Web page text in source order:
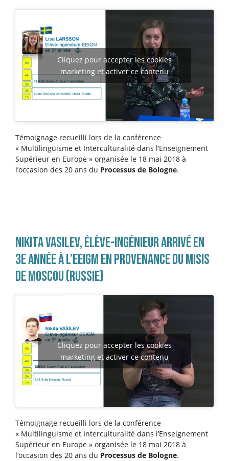
Cliquez pour accepter les cookies
marketing et activer ce contenu
Témoignage recueilli lors de la conférence
« Multilinguisme et Interculturalité dans l’Enseignement
Supérieur en Europe » organisée le 18 mai 2018 à
l’occasion des 20 ans du Processus de Bologne.
NIKITA VASILEV, ÉLÈVE-INGÉNIEUR ARRIVÉ EN
3E ANNÉE À L’EEIGM EN PROVENANCE DU MISIS
DE MOSCOU (RUSSIE)
Cliquez pour accepter les cookies
marketing et activer ce contenu
Témoignage recueilli lors de la conférence
« Multilinguisme et Interculturalité dans l’Enseignement
Supérieur en Europe » organisée le 18 mai 2018 à
l’occasion des 20 ans du Processus de Bologne.